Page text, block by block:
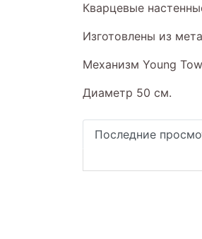
Кварцевые
Изготовлены из
Механизм Young
Диаметр 50 см.
Последние